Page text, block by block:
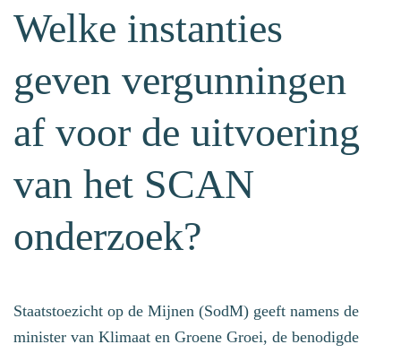
Welke instanties
geven vergunningen
af voor de uitvoering
van het SCAN
onderzoek?
Staatstoezicht op de Mijnen (SodM) geeft namens de
minister van Klimaat en Groene Groei, de benodigde